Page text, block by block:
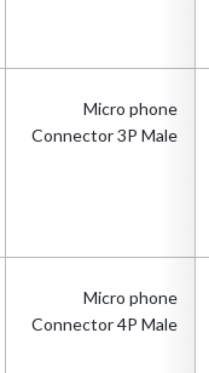
Micro phone
Connector 3P Male
Micro phone
Connector 4P Male